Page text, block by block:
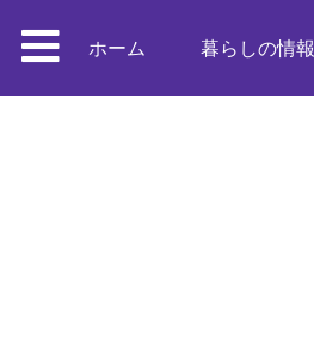
ホーム 暮らしの情報